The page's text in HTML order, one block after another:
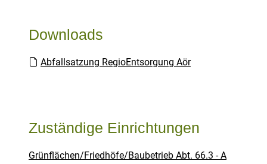
Downloads
Abfallsatzung RegioEntsorgung Aör
Zuständige Einrichtungen
Grünflächen/Friedhöfe/Baubetrieb Abt. 66.3 - A